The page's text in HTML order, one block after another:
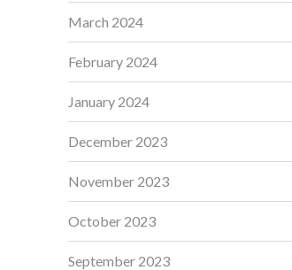
March 2024
February 2024
January 2024
December 2023
November 2023
October 2023
September 2023